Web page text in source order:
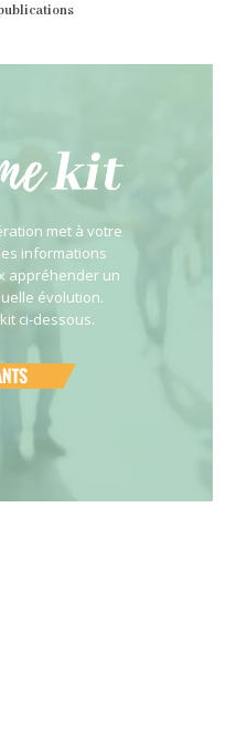
met à votre
informations
appréhender un
évolution.
ci-dessous.